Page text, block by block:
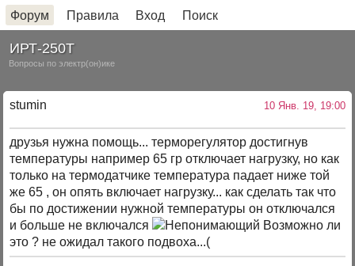
Форум Правила Вход Поиск
ИРТ-250Т
Вопросы по электр(он)ике
stumin 10 Янв. 19, 19:00
друзья нужна помощь... терморегулятор достигнув
температуры например 65 гр отключает нагрузку, но как
только на термодатчике температура падает ниже той
же 65 , он опять включает нагрузку... как сделать так что
бы по достижении нужной температуры он отключался
и больше не включался
Возможно ли
это ? не ожидал такого подвоха...(